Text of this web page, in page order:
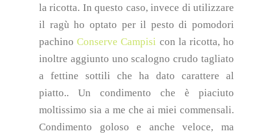
la ricotta. In questo caso, invece di utilizzare
il ragù ho optato per il pesto di pomodori
pachinoConserve Campisi con la ricotta, ho
inoltre aggiunto uno scalogno crudo tagliato
a fettine sottili che ha dato carattere al
piatto.. Un condimento che è piaciuto
moltissimo sia a me che ai miei commensali.
Condimento goloso e anche veloce, ma